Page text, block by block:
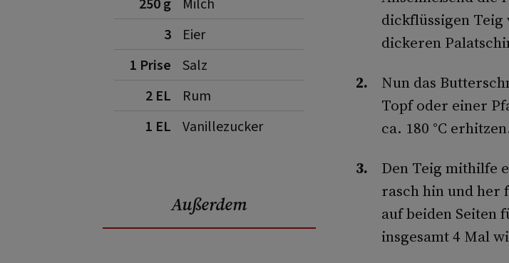
250 g
Milch
3
Eier
1 Prise
Salz
2 EL
Rum
1 EL
Vanillezucker
Außerdem
dickflüssigen
dickeren
Nun das
Topf oder einer
ca. 180 °C
Den Teig mithilfe
rasch hin und her
auf beiden Seiten
insgesamt 4 Mal